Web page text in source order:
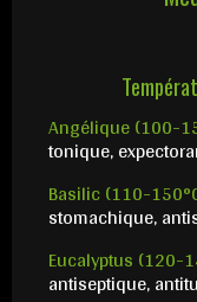
Angélique (100-
tonique,
Basilic (110-
stomachique,
Eucalyptus (120-
antiseptique,